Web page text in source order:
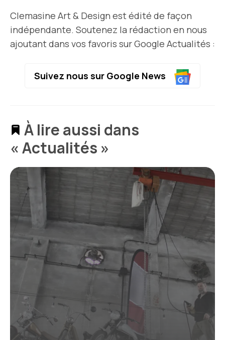
Clemasine Art & Design est édité de façon
indépendante. Soutenez la rédaction en nous
ajoutant dans vos favoris sur Google Actualités :
Suivez nous sur Google News
À lire aussi dans
« Actualités »